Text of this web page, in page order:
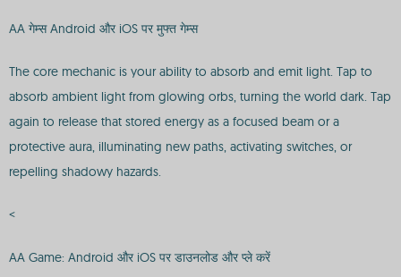
AA गेम्स Android और iOS पर मुफ्त गेम्स
The core mechanic is your ability to absorb and emit light. Tap to
absorb ambient light from glowing orbs, turning the world dark. Tap
again to release that stored energy as a focused beam or a
protective aura, illuminating new paths, activating switches, or
repelling shadowy hazards.
<
AA Game: Android और iOS पर डाउनलोड और प्ले करें